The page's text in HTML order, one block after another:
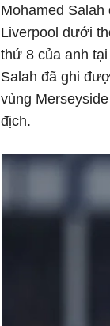
Mohamed
Liverpool dưới
thứ 8 của anh
Salah đã ghi
vùng
địch.